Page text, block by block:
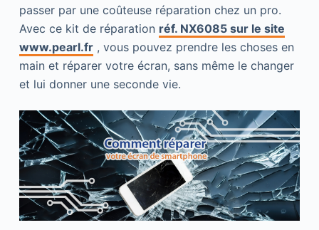
passer par une coûteuse réparation chez un pro.
Avec ce kit de réparation réf. NX6085 sur le site
www.pearl.fr, vous pouvez prendre les choses en
main et réparer votre écran, sans même le changer
et lui donner une seconde vie.